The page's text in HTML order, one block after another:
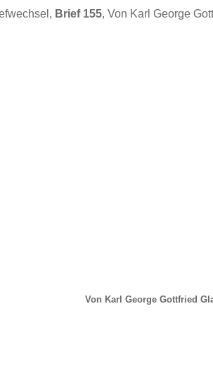
Brief 155, Von Karl George
Von Karl George Gottfried